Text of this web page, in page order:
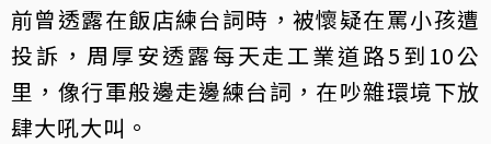
前曾透露在飯店練台詞時，被懷疑在罵小孩遭
投訴，周厚安透露每天走工業道路5到10公
里，像行軍般邊走邊練台詞，在吵雜環境下放
肆大吼大叫。